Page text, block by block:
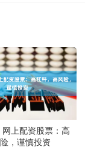
上配资股票：高
，谨慎投资